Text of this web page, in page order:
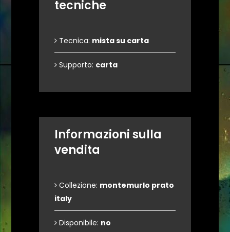
tecniche
Tecnica: mista su carta
Supporto: carta
Informazioni sulla
vendita
Collezione: montemurlo prato
italy
Disponibile: no